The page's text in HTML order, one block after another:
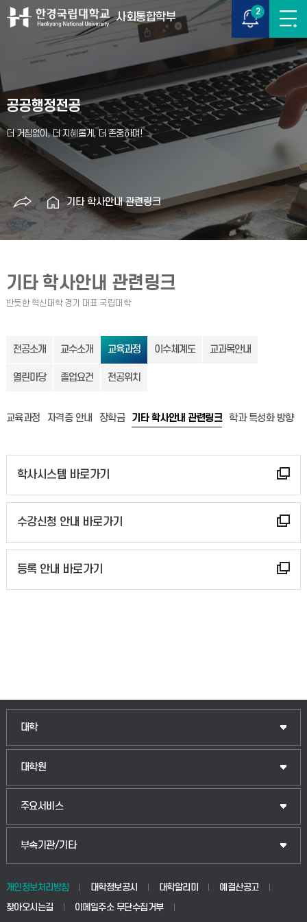
사회통합학부 2
공공행정전공
기타 학사안내 관련링크
기타 학사안내 관련링크
전공소개 교수소개 교육과정 이수체계도 교과목안내
열린마당 졸업요건 전공위치
교육과정 자격증 안내 장학금 기타 학사안내 관련링크 학과 특성화 방향
학사시스템 바로가기
수강신청 안내 바로가기
등록 안내 바로가기
대학
인문융합공공인재학부
법경영학부
생명공학부
대학원
일반대학원
산업대학원
공공정책대학원
교육대학원
주요서비스
입학안내
웹메일
학사시스템(전문학사 및 전공심화)
부속기관/기타
중앙도서관
학생생활관(안성)
개인정보처리방침 대학정보공시 대학알리미
예결산공고
찾아오시는길
이메일주소 무단수집거부